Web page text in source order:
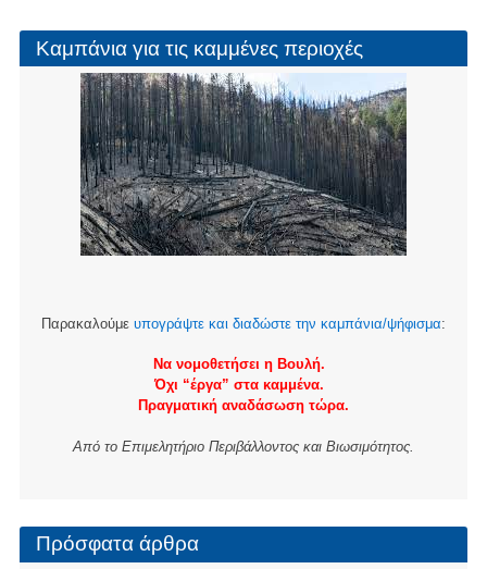
Καμπάνια για τις καμμένες περιοχές
Παρακαλούμε υπογράψτε και διαδώστε την καμπάνια/ψήφισμα:
Να νομοθετήσει η Βουλή.
Όχι “έργα” στα καμμένα.
Πραγματική αναδάσωση τώρα.
Από το Επιμελητήριο Περιβάλλοντος και Βιωσιμότητος.
Πρόσφατα άρθρα